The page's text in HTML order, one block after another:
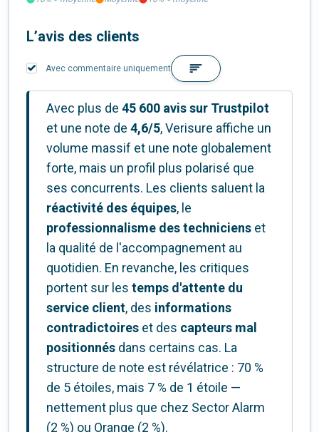
L’avis des clients
Avec commentaire uniquement
Avec plus de 45 600 avis sur Trustpilot
et une note de 4,6/5, Verisure affiche un
volume massif et une note globalement
forte, mais un profil plus polarisé que
ses concurrents. Les clients saluent la
réactivité des équipes, le
professionnalisme des techniciens et
la qualité de l'accompagnement au
quotidien. En revanche, les critiques
portent sur les temps d'attente du
service client, des informations
contradictoires et des capteurs mal
positionnés dans certains cas. La
structure de note est révélatrice : 70 %
de 5 étoiles, mais 7 % de 1 étoile —
nettement plus que chez Sector Alarm
(2 %) ou Orange (2 %).